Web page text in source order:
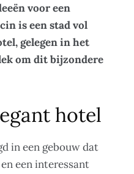
voor een
is een stad vol
gelegen in het
om dit bijzondere
hotel
in een gebouw dat
een interessant